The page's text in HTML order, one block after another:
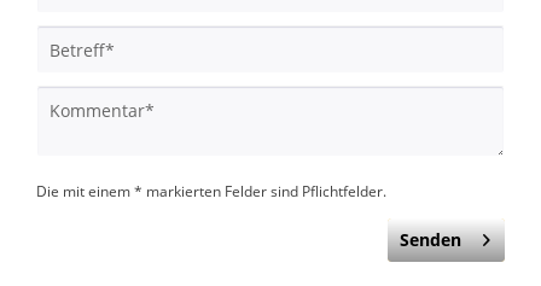
Die mit einem * markierten Felder sind Pflichtfelder.
Senden